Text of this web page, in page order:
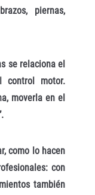
piernas,
se relaciona el
control motor.
moverla en el
como lo hacen
con
también